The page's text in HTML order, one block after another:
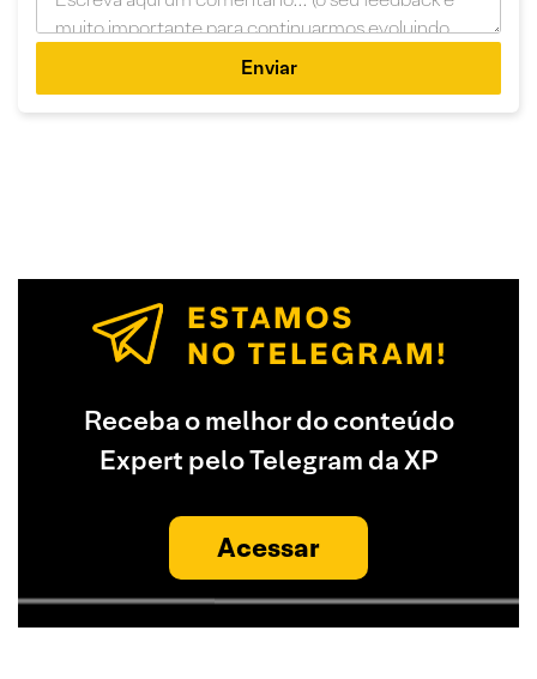
Enviar
Receba o melhor do conteúdo
Expert pelo Telegram da XP
Acessar